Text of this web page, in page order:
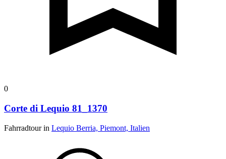
0
Corte di Lequio 81_1370
Fahrradtour in Lequio Berria, Piemont, Italien